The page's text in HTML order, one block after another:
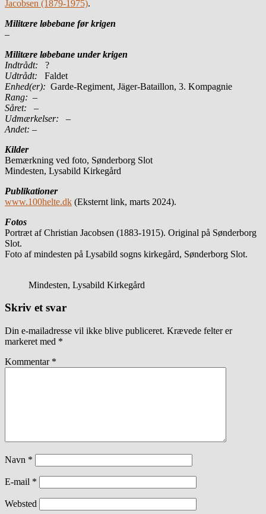
Jacobsen (1879-1975).
Militære løbebane før krigen
–
Militære løbebane under krigen
Indtrådt: ?
Udtrådt: Faldet
Enhed(er): Garde-Regiment, Jäger-Bataillon, 3. Kompagnie
Rang: –
Såret: –
Udmærkelser: –
Andet: –
Kilder
Bemærkning ved foto, Sønderborg Slot
Mindesten, Lysabild Kirkegård
Publikationer
www.100helte.dk (Eksternt link, marts 2024).
Fotos
Portræt af Christian Jacobsen (1883-1915). Original på Sønderborg
Slot.
Foto af mindesten på Lysabild sogns kirkegård, Sønderborg Slot.
Mindesten, Lysabild Kirkegård
Skriv et svar
Din e-mailadresse vil ikke blive publiceret. Krævede felter er
markeret med *
Kommentar *
Navn *
E-mail *
Websted